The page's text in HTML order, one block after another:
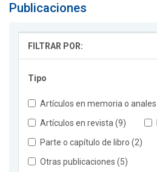
Publicaciones
FILTRAR POR:
Tipo
Artículos en memoria o
Artículos en revista (9)
Parte o capítulo de libro (2)
Otras publicaciones (5)